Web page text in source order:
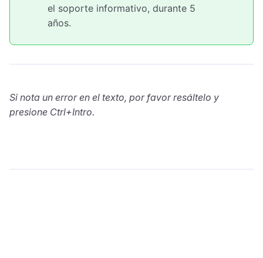
el soporte informativo, durante 5
años.
Si nota un error en el texto, por favor resáltelo y
presione Ctrl+Intro.